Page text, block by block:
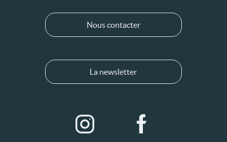
Nous contacter
La newsletter